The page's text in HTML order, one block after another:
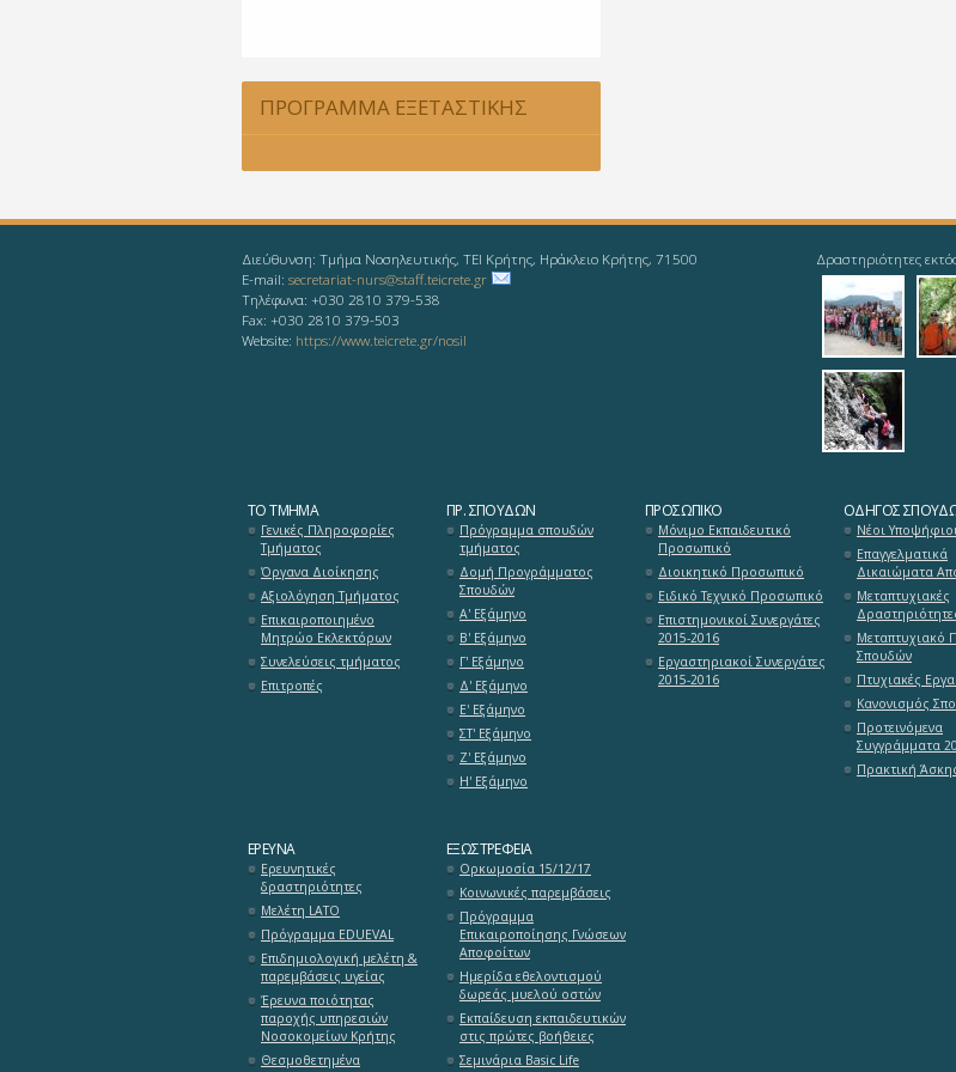
ΠΡΟΓΡΑΜΜΑ ΕΞΕΤΑΣΤΙΚΗΣ
Διεύθυνση: Τμήμα Νοσηλευτικής, ΤΕΙ Κρήτης, Ηράκλειο Κρήτης, 71500
E-mail: secretariat-nurs@staff.teicrete.gr
Τηλέφωνα: +030 2810 379-538
Fax: +030 2810 379-503
Website: https://www.teicrete.gr/nosil
Δραστηριότητες
f1_1.jpg
f1_6.jpg
ΤΟ ΤΜΉΜΑ
Γενικές Πληροφορίες
Τμήματος
Όργανα Διοίκησης
Αξιολόγηση Τμήματος
Επικαιροποιημένο
Μητρώο Εκλεκτόρων
Συνελεύσεις τμήματος
Επιτροπές
ΠΡ. ΣΠΟΥΔΏΝ
Πρόγραμμα σπουδών
τμήματος
Δομή Προγράμματος
Σπουδών
Α' Εξάμηνο
Β' Εξάμηνο
Γ' Εξάμηνο
Δ' Εξάμηνο
Ε' Εξάμηνο
ΣΤ' Εξάμηνο
Ζ' Εξάμηνο
Η' Εξάμηνο
ΠΡΟΣΩΠΙΚΌ
Μόνιμο Εκπαιδευτικό
Προσωπικό
Διοικητικό Προσωπικό
Ειδικό Τεχνικό Προσωπικό
Επιστημονικοί Συνεργάτες
2015-2016
Εργαστηριακοί Συνεργάτες
2015-2016
ΟΔΗΓΌΣ
Νέοι
Επαγγελματικά
Δικαιώματα
Μεταπτυχιακές
Μεταπτυχιακό
Σπουδών
Πτυχιακές
Κανονισμός
Προτεινόμενα
Συγγράμματα
Πρακτική
ΈΡΕΥΝΑ
Ερευνητικές
δραστηριότητες
Μελέτη LATO
Πρόγραμμα EDUEVAL
Επιδημιολογική μελέτη &
παρεμβάσεις υγείας
Έρευνα ποιότητας
παροχής υπηρεσιών
Νοσοκομείων Κρήτης
Θεσμοθετημένα
ΕΞΩΣΤΡΈΦΕΙΑ
Ορκωμοσία 15/12/17
Κοινωνικές παρεμβάσεις
Πρόγραμμα
Επικαιροποίησης Γνώσεων
Αποφοίτων
Ημερίδα εθελοντισμού
δωρεάς μυελού οστών
Εκπαίδευση εκπαιδευτικών
στις πρώτες βοήθειες
Σεμινάρια Basic Life